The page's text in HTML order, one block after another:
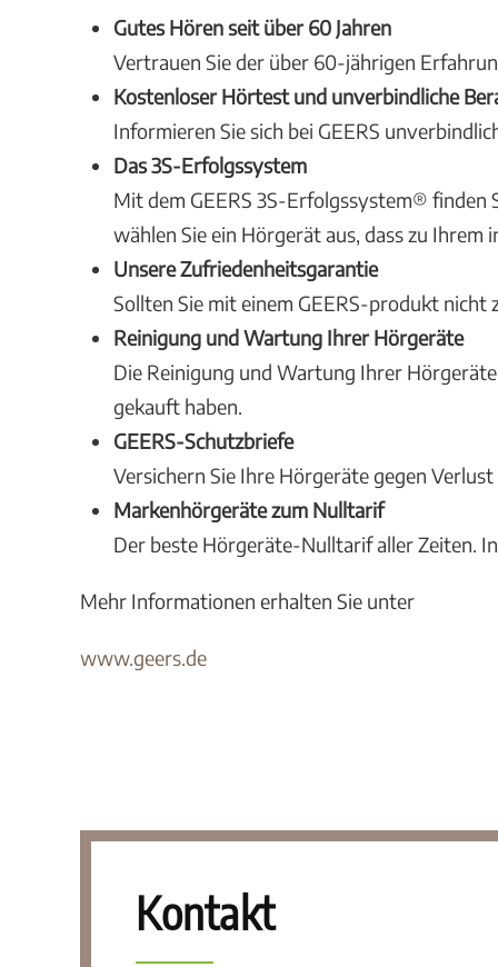
Gutes Hören seit über 60 Jahren
Vertrauen Sie der über 60-jährigen
Kostenloser Hörtest und unverbindliche
Informieren Sie sich bei GEERS
Das 3S-Erfolgssystem
Mit dem GEERS 3S-Erfolgssystem®
wählen Sie ein Hörgerät aus, dass zu
Unsere Zufriedenheitsgarantie
Sollten Sie mit einem GEERS-produkt nicht
Reinigung und Wartung Ihrer Hörgeräte
Die Reinigung und Wartung Ihrer
gekauft haben.
GEERS-Schutzbriefe
Versichern Sie Ihre Hörgeräte gegen
Markenhörgeräte zum Nulltarif
Der beste Hörgeräte-Nulltarif aller Zeiten.
Mehr Informationen erhalten Sie unter
www.geers.de
Kontakt